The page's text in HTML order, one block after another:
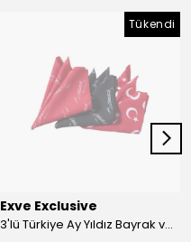
Tükendi
Exve Exclusive
3'lü Türkiye Ay Yıldız Bayrak ve Mustafa Kemal Atatürk imzalı Kırmızı Siyah Yaka Mendili Seti